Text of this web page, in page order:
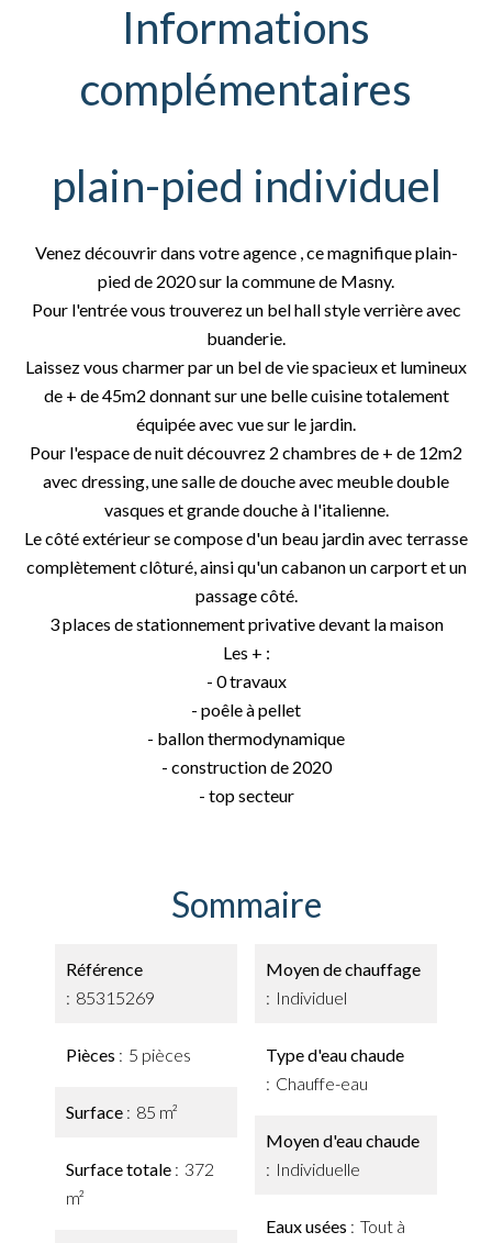
Informations
complémentaires
plain-pied individuel
Venez découvrir dans votre agence , ce magnifique plain-
pied de 2020 sur la commune de Masny.
Pour l'entrée vous trouverez un bel hall style verrière avec
buanderie.
Laissez vous charmer par un bel de vie spacieux et lumineux
de + de 45m2 donnant sur une belle cuisine totalement
équipée avec vue sur le jardin.
Pour l'espace de nuit découvrez 2 chambres de + de 12m2
avec dressing, une salle de douche avec meuble double
vasques et grande douche à l'italienne.
Le côté extérieur se compose d'un beau jardin avec terrasse
complètement clôturé, ainsi qu'un cabanon un carport et un
passage côté.
3 places de stationnement privative devant la maison
Les + :
- 0 travaux
- poêle à pellet
- ballon thermodynamique
- construction de 2020
- top secteur
Sommaire
Référence
85315269
Pièces 5 pièces
Surface 85 m²
Surface totale
372
m²
Moyen de chauffage
Individuel
Type d'eau chaude
Chauffe-eau
Moyen d'eau chaude
Individuelle
Eaux usées
Tout à